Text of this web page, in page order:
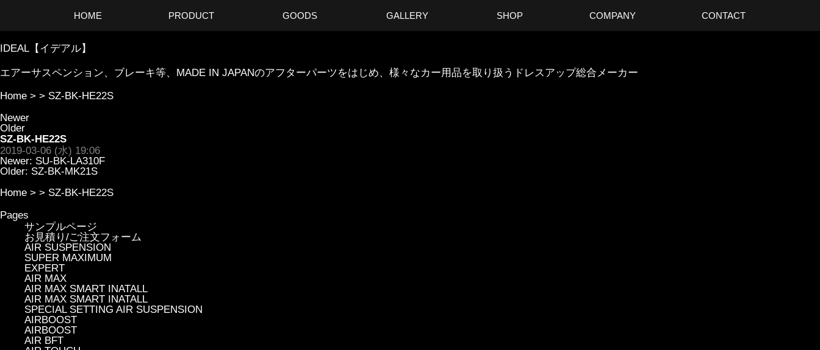
HOME PRODUCT GOODS GALLERY SHOP COMPANY CONTACT
IDEAL【イデアル】
エアーサスペンション、ブレーキ等、MADE IN JAPANのアフターパーツをはじめ、様々なカー用品を取り扱うドレスアップ総合メーカー
Home > > SZ-BK-HE22S
Newer
Older
SZ-BK-HE22S
2019-03-06 (水) 19:06
Newer: SU-BK-LA310F
Older: SZ-BK-MK21S
Home > > SZ-BK-HE22S
Pages
サンプルページ
お見積り/ご注文フォーム
AIR SUSPENSION
SUPER MAXIMUM
EXPERT
AIR MAX
AIR MAX SMART INATALL
AIR MAX SMART INATALL
SPECIAL SETTING AIR SUSPENSION
AIRBOOST
AIRBOOST
AIR BFT